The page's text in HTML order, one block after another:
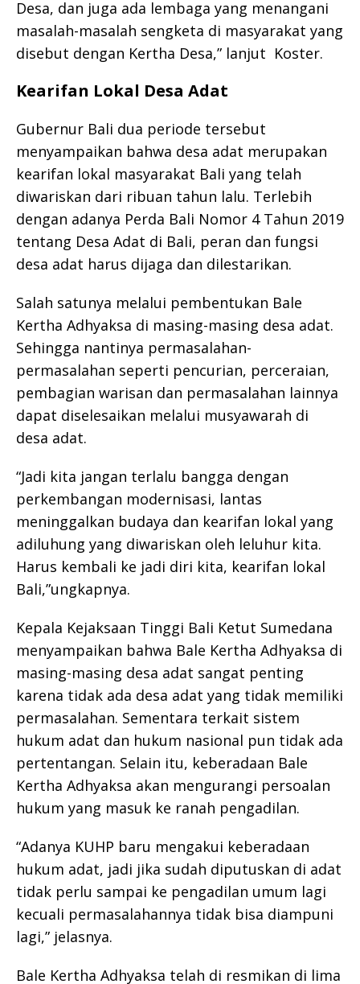
Desa, dan juga ada lembaga yang menangani
masalah-masalah sengketa di masyarakat yang
disebut dengan Kertha Desa,” lanjut Koster.
Kearifan Lokal Desa Adat
Gubernur Bali dua periode tersebut
menyampaikan bahwa desa adat merupakan
kearifan lokal masyarakat Bali yang telah
diwariskan dari ribuan tahun lalu. Terlebih
dengan adanya Perda Bali Nomor 4 Tahun 2019
tentang Desa Adat di Bali, peran dan fungsi
desa adat harus dijaga dan dilestarikan.
Salah satunya melalui pembentukan Bale
Kertha Adhyaksa di masing-masing desa adat.
Sehingga nantinya permasalahan-
permasalahan seperti pencurian, perceraian,
pembagian warisan dan permasalahan lainnya
dapat diselesaikan melalui musyawarah di
desa adat.
“Jadi kita jangan terlalu bangga dengan
perkembangan modernisasi, lantas
meninggalkan budaya dan kearifan lokal yang
adiluhung yang diwariskan oleh leluhur kita.
Harus kembali ke jadi diri kita, kearifan lokal
Bali,”ungkapnya.
Kepala Kejaksaan Tinggi Bali Ketut Sumedana
menyampaikan bahwa Bale Kertha Adhyaksa di
masing-masing desa adat sangat penting
karena tidak ada desa adat yang tidak memiliki
permasalahan. Sementara terkait sistem
hukum adat dan hukum nasional pun tidak ada
pertentangan. Selain itu, keberadaan Bale
Kertha Adhyaksa akan mengurangi persoalan
hukum yang masuk ke ranah pengadilan.
“Adanya KUHP baru mengakui keberadaan
hukum adat, jadi jika sudah diputuskan di adat
tidak perlu sampai ke pengadilan umum lagi
kecuali permasalahannya tidak bisa diampuni
lagi,” jelasnya.
Bale Kertha Adhyaksa telah di resmikan di lima